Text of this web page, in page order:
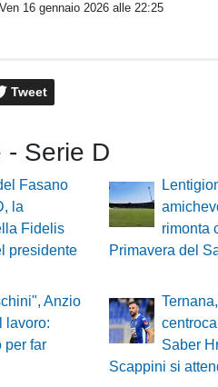
Ven 16 gennaio 2026 alle 22:25
Tweet
- Serie D
Fasano
la
Fidelis
presidente
rimonta
Primavera del
Anzio
lavoro:
per far
Saber
Scappini si